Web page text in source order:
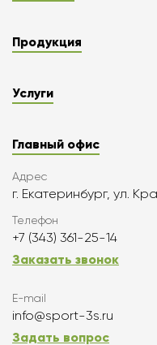
Продукция
Услуги
Главный офис
Адрес
г. Екатеринбург, ул.
Телефон
+7 (343) 361-25-14
Заказать звонок
E-mail
info@sport-3s.ru
Задать вопрос